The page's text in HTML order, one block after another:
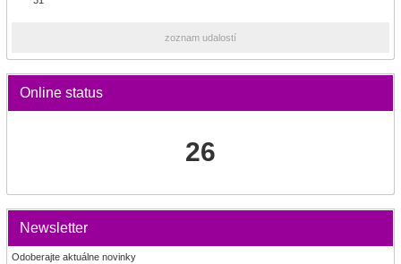
zoznam udalostí
Online status
26
Newsletter
Odoberajte aktuálne novinky